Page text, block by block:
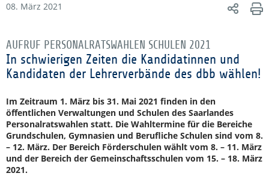
08. März 2021
AUFRUF PERSONALRATSWAHLEN SCHULEN 2021
In schwierigen Zeiten die Kandidatinnen und
Kandidaten der Lehrerverbände des dbb wählen!
Im Zeitraum 1. März bis 31. Mai 2021 finden in den
öffentlichen Verwaltungen und Schulen des Saarlandes
Personalratswahlen statt. Die Wahltermine für die Bereiche
Grundschulen, Gymnasien und Berufliche Schulen sind vom 8.
– 12. März. Der Bereich Förderschulen wählt vom 8. – 11. März
und der Bereich der Gemeinschaftsschulen vom 15. – 18. März
2021.